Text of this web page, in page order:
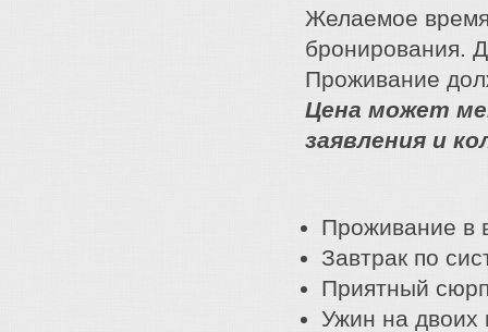
Желаемое
бронирования.
Проживание
Цена может
заявления и
Проживание в
Завтрак по
Приятный
Ужин на двоих